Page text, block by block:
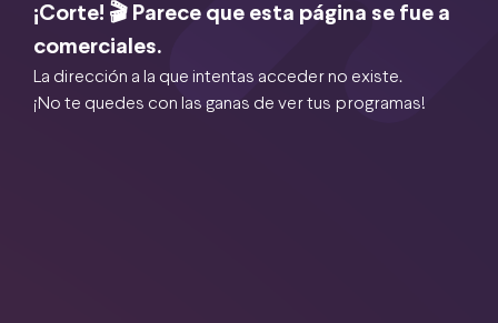
¡Corte! 🎬 Parece que esta página se fue a
comerciales.
La dirección a la que intentas acceder no existe.
¡No te quedes con las ganas de ver tus programas!